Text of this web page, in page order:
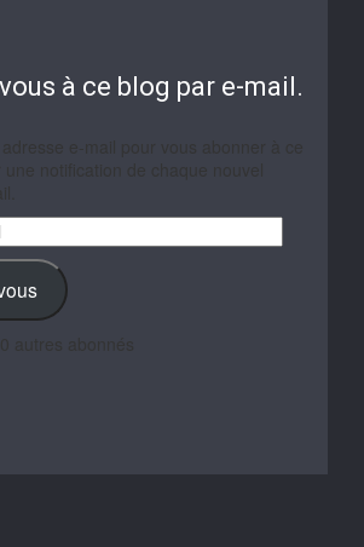
à ce blog par e-mail.